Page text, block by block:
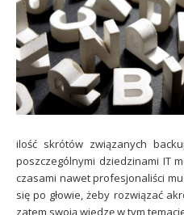
ilość skrótów związanych
poszczególnymi dziedzinami IT
czasami nawet profesjonaliści
się po głowie, żeby rozwiązać
zatem swoją wiedzę w tym